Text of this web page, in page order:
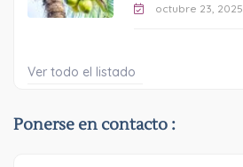
octubre 23, 2025
Ver todo el listado
Ponerse en contacto :